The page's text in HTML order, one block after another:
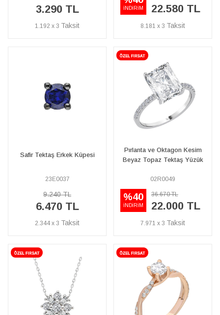
3.290 TL
1.192 x 3
İNDİRİM 22.580 TL
8.181 x 3
Safir Tektaş Erkek Küpesi
23E0037
9.240 TL
6.470 TL
2.344 x 3
Pırlanta ve Oktagon Kesim
Beyaz Topaz Tektaş Yüzük
02R0049
%40
İNDİRİM
36.670 TL
22.000 TL
7.971 x 3